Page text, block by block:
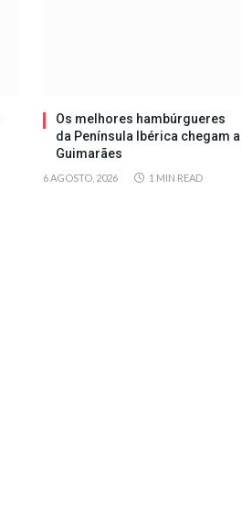
Os melhores hambúrgueres
da Península Ibérica chegam a
Guimarães
6 AGOSTO, 2026 1 MIN READ